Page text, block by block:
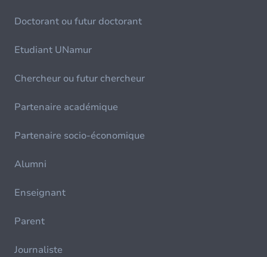
Doctorant ou futur doctorant
Etudiant UNamur
Chercheur ou futur chercheur
Partenaire académique
Partenaire socio-économique
Alumni
Enseignant
Parent
Journaliste